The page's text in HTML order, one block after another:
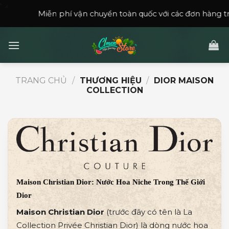
phí vận chuyển toàn quốc với các đơn hàng trên150,000
TRANG CHỦ / THƯƠNG HIỆU / DIOR MAISON
COLLECTION
Maison Christian Dior: Nước Hoa Niche Trong Thế Giới
Dior
Maison Christian Dior (trước đây có tên là La
Collection Privée Christian Dior) là dòng nước hoa